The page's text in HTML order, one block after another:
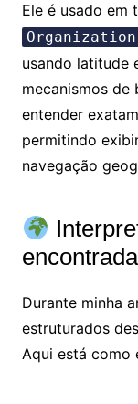
Ele é usado em
Organization
usando latitude
mecanismos de
entender
permitindo
navegação
encontrada
Durante minha
estruturados
Aqui está como